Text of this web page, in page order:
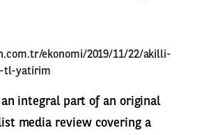
ekonomi/2019/11/22/akilli-
tl-yatirim
integral part of an original
media review covering a